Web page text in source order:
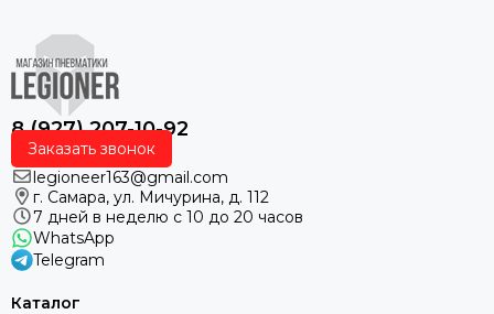
8 (927) 207-10-92
Заказать звонок
legioneer163@gmail.com
г. Самара, ул. Мичурина, д. 112
7 дней в неделю с 10 до 20 часов
WhatsApp
Telegram
Каталог